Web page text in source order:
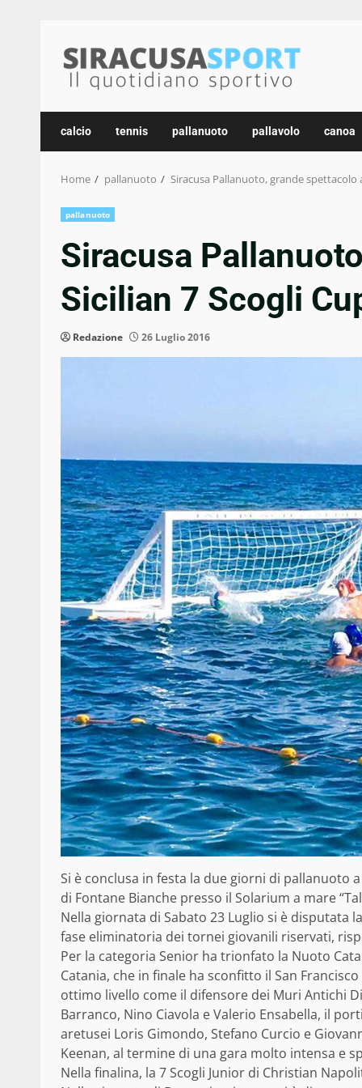
content
calcio tennis pallanuoto pallavolo canoa
Home pallanuoto Siracusa Pallanuoto, grande spettacolo
pallanuoto
Siracusa
Sicilian 7 Scogli
Redazione 26 Luglio 2016
Si è conclusa in festa la due giorni di pallanuoto
di Fontane Bianche presso il Solarium a mare
Nella giornata di Sabato 23 Luglio si è disputata
fase eliminatoria dei tornei giovanili riservati,
Per la categoria Senior ha trionfato la Nuoto
Catania, che in finale ha sconfitto il San
ottimo livello come il difensore dei Muri Antichi
Barranco, Nino Ciavola e Valerio Ensabella, il
aretusei Loris Gimondo, Stefano Curcio e
Keenan, al termine di una gara molto intensa e
Nella finalina, la 7 Scogli Junior di Christian